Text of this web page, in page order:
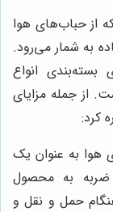
از حباب‌های هوا
به شمار می‌رود.
بسته‌بندی انواع
از جمله مزایای
کرد:
هوا به عنوان یک
ضربه به محصول
حمل و نقل و